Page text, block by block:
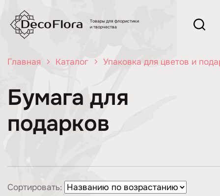
Товары для флористики
и творчества
Главная Каталог Упаковка для цветов и
Бумага для
подарков
Сортировать: